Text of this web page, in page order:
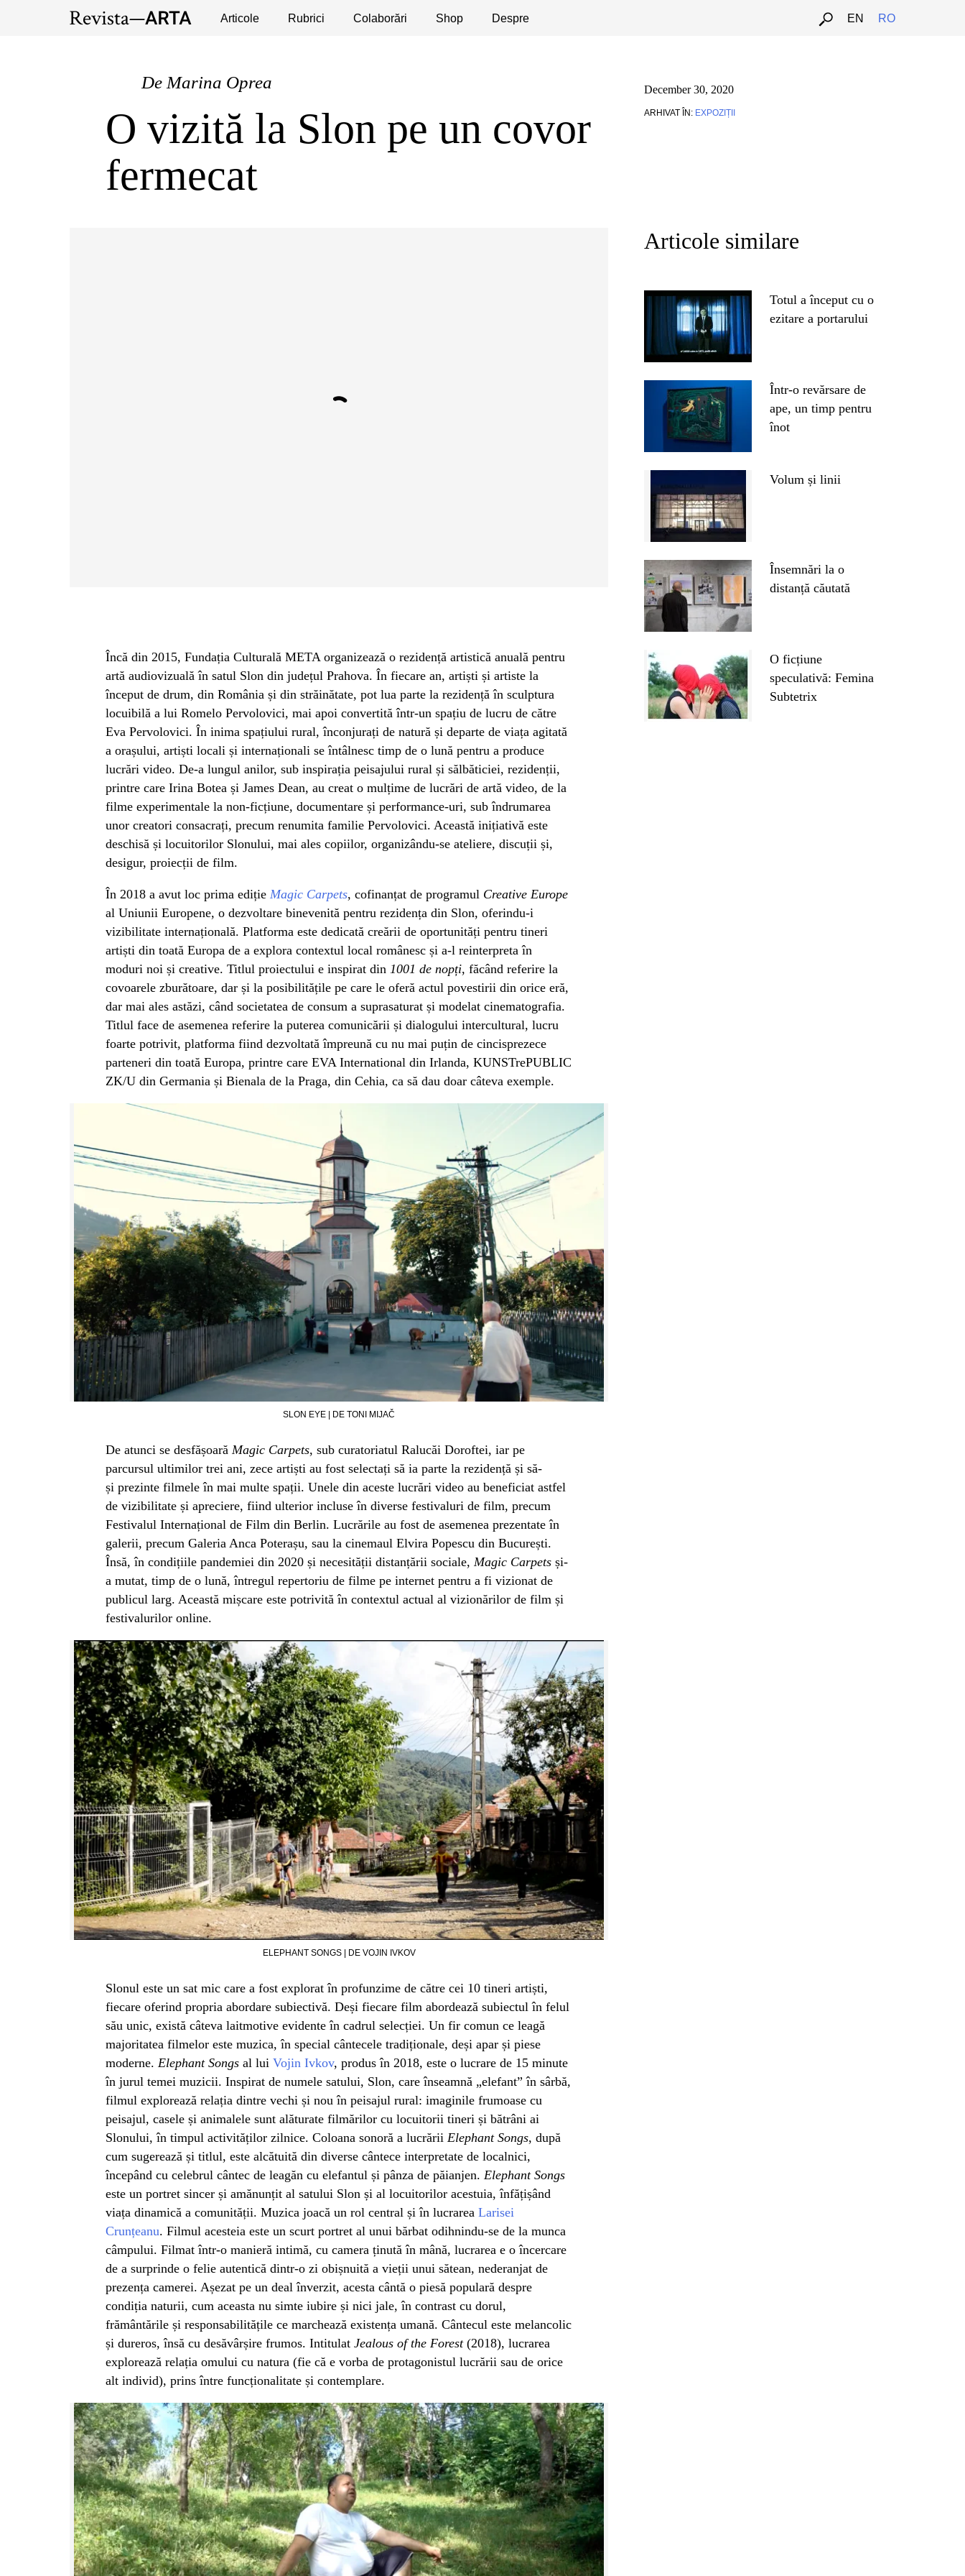
Articole Rubrici Colaborări Shop Despre EN RO
Expoziții Evenimente Interviuri Publicaţii Dezbateri Apeluri
De Marina Oprea
O vizită la Slon pe un covor
fermecat
December 30, 2020
ARHIVAT ÎN: EXPOZIȚII
Încă din 2015, Fundația Culturală META organizează o rezidență artistică anuală pentru
artă audiovizuală în satul Slon din județul Prahova. În fiecare an, artiști și artiste la
început de drum, din România și din străinătate, pot lua parte la rezidență în sculptura
locuibilă a lui Romelo Pervolovici, mai apoi convertită într-un spațiu de lucru de către
Eva Pervolovici. În inima spațiului rural, înconjurați de natură și departe de viața agitată
a orașului, artiști locali și internaționali se întâlnesc timp de o lună pentru a produce
lucrări video. De-a lungul anilor, sub inspirația peisajului rural și sălbăticiei, rezidenții,
printre care Irina Botea și James Dean, au creat o mulțime de lucrări de artă video, de la
filme experimentale la non-ficțiune, documentare și performance-uri, sub îndrumarea
unor creatori consacrați, precum renumita familie Pervolovici. Această inițiativă este
deschisă și locuitorilor Slonului, mai ales copiilor, organizându-se ateliere, discuții și,
desigur, proiecții de film.
În 2018 a avut loc prima ediție Magic Carpets, cofinanțat de programul Creative Europe
al Uniunii Europene, o dezvoltare binevenită pentru rezidența din Slon, oferindu-i
vizibilitate internațională. Platforma este dedicată creării de oportunități pentru tineri
artiști din toată Europa de a explora contextul local românesc și a-l reinterpreta în
moduri noi și creative. Titlul proiectului e inspirat din 1001 de nopți, făcând referire la
covoarele zburătoare, dar și la posibilitățile pe care le oferă actul povestirii din orice eră,
dar mai ales astăzi, când societatea de consum a suprasaturat și modelat cinematografia.
Titlul face de asemenea referire la puterea comunicării și dialogului intercultural, lucru
foarte potrivit, platforma fiind dezvoltată împreună cu nu mai puțin de cincisprezece
parteneri din toată Europa, printre care EVA International din Irlanda, KUNSTrePUBLIC
ZK/U din Germania și Bienala de la Praga, din Cehia, ca să dau doar câteva exemple.
SLON EYE | DE TONI MIJAČ
De atunci se desfășoară Magic Carpets, sub curatoriatul Ralucăi Doroftei, iar pe
parcursul ultimilor trei ani, zece artiști au fost selectați să ia parte la rezidență și să-
și prezinte filmele în mai multe spații. Unele din aceste lucrări video au beneficiat astfel
de vizibilitate și apreciere, fiind ulterior incluse în diverse festivaluri de film, precum
Festivalul Internațional de Film din Berlin. Lucrările au fost de asemenea prezentate în
galerii, precum Galeria Anca Poterașu, sau la cinemaul Elvira Popescu din București.
Însă, în condițiile pandemiei din 2020 și necesității distanțării sociale, Magic Carpets și-
a mutat, timp de o lună, întregul repertoriu de filme pe internet pentru a fi vizionat de
publicul larg. Această mișcare este potrivită în contextul actual al vizionărilor de film și
festivalurilor online.
ELEPHANT SONGS | DE VOJIN IVKOV
Slonul este un sat mic care a fost explorat în profunzime de către cei 10 tineri artiști,
fiecare oferind propria abordare subiectivă. Deși fiecare film abordează subiectul în felul
său unic, există câteva laitmotive evidente în cadrul selecției. Un fir comun ce leagă
majoritatea filmelor este muzica, în special cântecele tradiționale, deși apar și piese
moderne. Elephant Songs al lui Vojin Ivkov, produs în 2018, este o lucrare de 15 minute
în jurul temei muzicii. Inspirat de numele satului, Slon, care înseamnă „elefant” în sârbă,
filmul explorează relația dintre vechi și nou în peisajul rural: imaginile frumoase cu
peisajul, casele și animalele sunt alăturate filmărilor cu locuitorii tineri și bătrâni ai
Slonului, în timpul activităților zilnice. Coloana sonoră a lucrării Elephant Songs, după
cum sugerează și titlul, este alcătuită din diverse cântece interpretate de localnici,
începând cu celebrul cântec de leagăn cu elefantul și pânza de păianjen. Elephant Songs
este un portret sincer și amănunțit al satului Slon și al locuitorilor acestuia, înfățișând
viața dinamică a comunității. Muzica joacă un rol central și în lucrarea Larisei
Crunțeanu. Filmul acesteia este un scurt portret al unui bărbat odihnindu-se de la munca
câmpului. Filmat într-o manieră intimă, cu camera ținută în mână, lucrarea e o încercare
de a surprinde o felie autentică dintr-o zi obișnuită a vieții unui sătean, nederanjat de
prezența camerei. Așezat pe un deal înverzit, acesta cântă o piesă populară despre
condiția naturii, cum aceasta nu simte iubire și nici jale, în contrast cu dorul,
frământările și responsabilitățile ce marchează existența umană. Cântecul este melancolic
și dureros, însă cu desăvârșire frumos. Intitulat Jealous of the Forest(2018), lucrarea
explorează relația omului cu natura (fie că e vorba de protagonistul lucrării sau de orice
alt individ), prins între funcționalitate și contemplare.
Articole similare
Totul a început cu o
ezitare a portarului
Într-o revărsare de
ape, un timp pentru
înot
Volum și linii
Însemnări la o
distanță căutată
O ficțiune
speculativă: Femina
Subtetrix